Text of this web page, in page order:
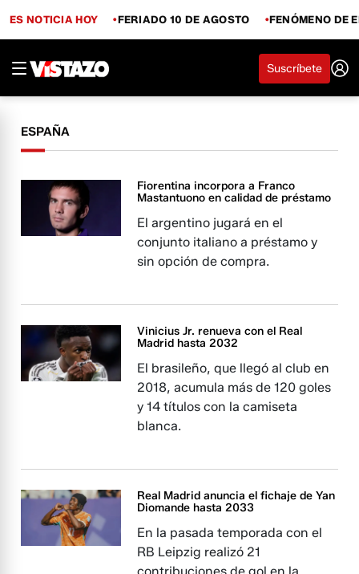
ES NOTICIA HOY FERIADO 10 DE AGOSTO FENÓMENO DE
Suscríbete
ESPAÑA
Fiorentina incorpora a Franco
Mastantuono en calidad de préstamo
El argentino jugará en el
conjunto italiano a préstamo y
sin opción de compra.
Vinicius Jr. renueva con el Real
Madrid hasta 2032
El brasileño, que llegó al club en
2018, acumula más de 120 goles
y 14 títulos con la camiseta
blanca.
Real Madrid anuncia el fichaje de Yan
Diomande hasta 2033
En la pasada temporada con el
RB Leipzig realizó 21